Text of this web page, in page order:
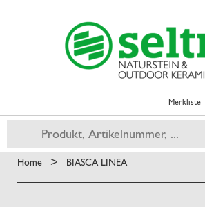
Merkliste
Home > BIASCA LINEA